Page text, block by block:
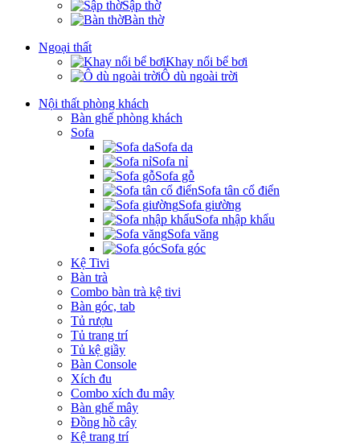
Sập thờ
Bàn thờ
Ngoại thất
Khay nổi bể bơi
Ô dù ngoài trời
Nội thất phòng khách
Bàn ghế phòng khách
Sofa
Sofa da
Sofa nỉ
Sofa gỗ
Sofa tân cổ điển
Sofa giường
Sofa nhập khẩu
Sofa văng
Sofa góc
Kệ Tivi
Bàn trà
Combo bàn trà kệ tivi
Bàn góc, tab
Tủ rượu
Tủ trang trí
Tủ kệ giầy
Bàn Console
Xích đu
Combo xích đu mây
Bàn ghế mây
Đồng hồ cây
Kệ trang trí